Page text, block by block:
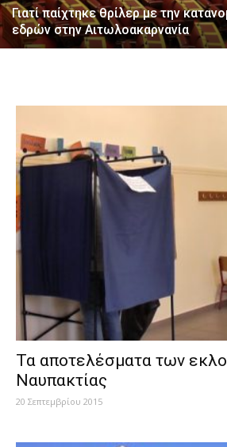
Γιατί παίχτηκε θρίλερ με την
εδρών στην Αιτωλοακαρνανία
Τα αποτελέσματα των
Ναυπακτίας
20 Σεπτεμβρίου 2015